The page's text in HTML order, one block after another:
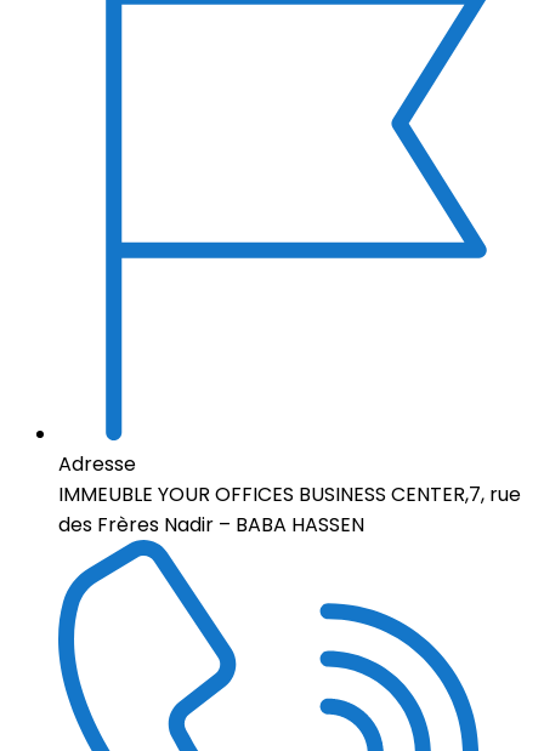
Adresse
IMMEUBLE YOUR OFFICES BUSINESS CENTER,7, rue
des Frères Nadir – BABA HASSEN